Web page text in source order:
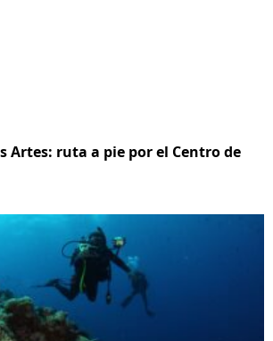
Artes: ruta a pie por el Centro de